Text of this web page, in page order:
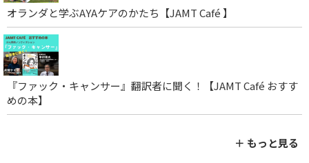
オランダと学ぶAYAケアのかたち【JAMT Café 】
『ファック・キャンサー』翻訳者に聞く！【JAMT Café おすす
めの本】
＋ もっと見る